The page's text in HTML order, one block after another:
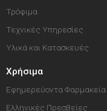
Τρόφιμα
Τεχνικές Υπηρεσίες
Υλικά και Κατασκευές
Χρήσιμα
Εφημερεύοντα Φαρμακεία
Ελληνικές Πρεσβείες